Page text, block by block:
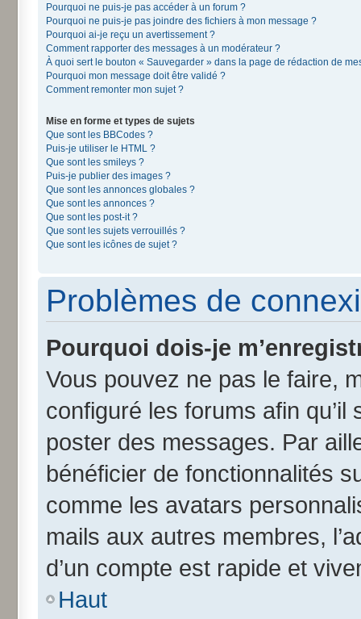
Pourquoi ne puis-je pas accéder à un forum ?
Pourquoi ne puis-je pas joindre des fichiers à mon message ?
Pourquoi ai-je reçu un avertissement ?
Comment rapporter des messages à un modérateur ?
À quoi sert le bouton « Sauvegarder » dans la page de rédaction de
Pourquoi mon message doit être validé ?
Comment remonter mon sujet ?
Mise en forme et types de sujets
Que sont les BBCodes ?
Puis-je utiliser le HTML ?
Que sont les smileys ?
Puis-je publier des images ?
Que sont les annonces globales ?
Que sont les annonces ?
Que sont les post-it ?
Que sont les sujets verrouillés ?
Que sont les icônes de sujet ?
Problèmes de
Pourquoi dois-je
Vous pouvez ne pas le faire,
configuré les forums afin
poster des messages. Par
bénéficier de fonctionnalités
comme les avatars
mails aux autres membres,
d’un compte est rapide et
Haut